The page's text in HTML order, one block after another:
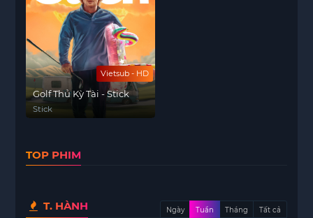
Vietsub - HD
Golf Thủ Kỳ Tài - Stick
Stick
TOP PHIM
T. HÀNH Ngày Tuần Tháng Tất cả